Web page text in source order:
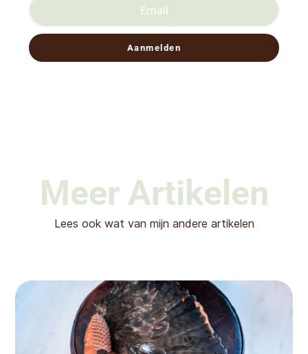
Meer Artikelen
Lees ook wat van mijn andere artikelen